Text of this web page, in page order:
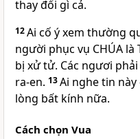
thay đổi gì cả.
12Ai cố ý xem thường
người phục vụ CHÚA
bị xử tử. Các ngươi
ra-en. 13Ai nghe tin
lòng bất kính nữa.
Cách chọn Vua